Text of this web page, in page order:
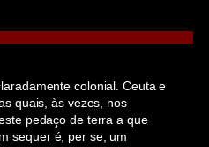
colonial. Ceuta e
quais, às vezes, nos
pedaço de terra a que
sequer é, per se, um